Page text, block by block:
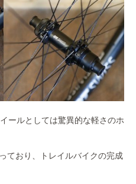
ールとしては驚異的な軽さのホ
ており、トレイルバイクの完成